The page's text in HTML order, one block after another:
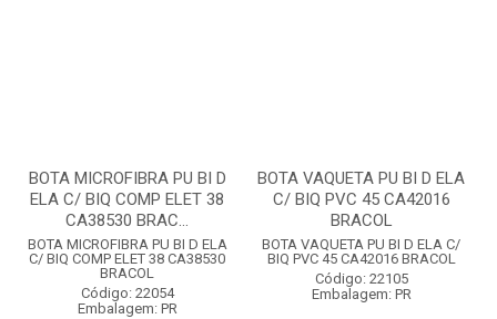
BOTA MICROFIBRA PU BI D
ELA C/ BIQ COMP ELET 38
CA38530 BRAC...
BOTA MICROFIBRA PU BI D ELA
C/ BIQ COMP ELET 38 CA38530
BRACOL
Código: 22054
Embalagem: PR
BOTA VAQUETA PU BI D ELA
C/ BIQ PVC 45 CA42016
BRACOL
BOTA VAQUETA PU BI D ELA C/
BIQ PVC 45 CA42016 BRACOL
Código: 22105
Embalagem: PR